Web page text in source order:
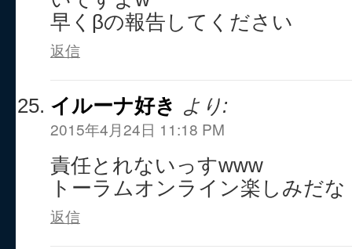
早くβの報告してください
返信
イルーナ好き より:
2015年4月24日 11:18 PM
責任とれないっすwww
トーラムオンライン楽しみだな
返信